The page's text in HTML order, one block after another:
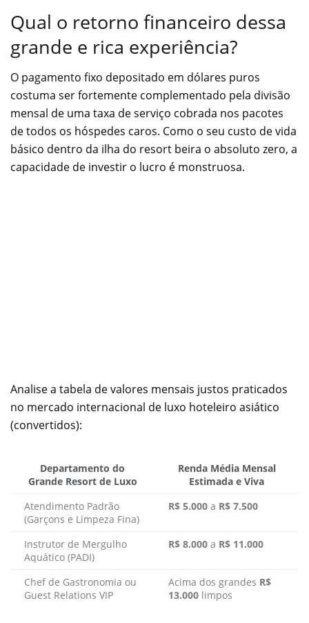
Qual o retorno financeiro dessa
grande e rica experiência?
O pagamento fixo depositado em dólares puros
costuma ser fortemente complementado pela divisão
mensal de uma taxa de serviço cobrada nos pacotes
de todos os hóspedes caros. Como o seu custo de vida
básico dentro da ilha do resort beira o absoluto zero, a
capacidade de investir o lucro é monstruosa.
Analise a tabela de valores mensais justos praticados
no mercado internacional de luxo hoteleiro asiático
(convertidos):
Departamento do
Grande Resort de Luxo
Renda Média Mensal
Estimada e Viva
Atendimento Padrão
(Garçons e Limpeza Fina)
R$ 5.000 a R$ 7.500
Instrutor de Mergulho
Aquático (PADI)
R$ 8.000 a R$ 11.000
Chef de Gastronomia ou
Guest Relations VIP
Acima dos grandes R$
13.000 limpos